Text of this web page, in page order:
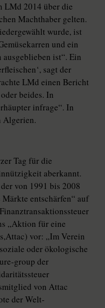
LMd 2014 über die
Machthaber gelten.
wurde, ist
und ein
ist“. Ein
sagt der
LMd einen Bericht
beides. In
infrage“. In
Algerien.
Tag für die
aberkannt.
von 1991 bis 2008
entschärfen“ auf
„Aktion für eine
vor: „Im Verein
oder ökologische
group der
von Attac
der Welt-